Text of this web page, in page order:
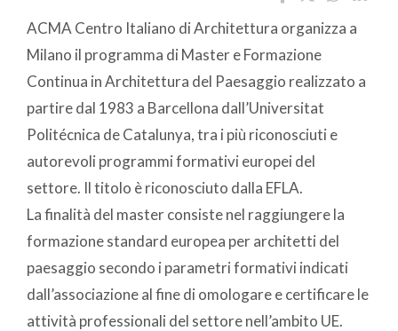
ACMA Centro Italiano di Architettura organizza a
Milano il programma di Master e Formazione
Continua in Architettura del Paesaggio realizzato a
partire dal 1983 a Barcellona dall’Universitat
Politécnica de Catalunya, tra i più riconosciuti e
autorevoli programmi formativi europei del
settore. Il titolo è riconosciuto dalla EFLA.
La finalità del master consiste nel raggiungere la
formazione standard europea per architetti del
paesaggio secondo i parametri formativi indicati
dall’associazione al fine di omologare e certificare le
attività professionali del settore nell’ambito UE.